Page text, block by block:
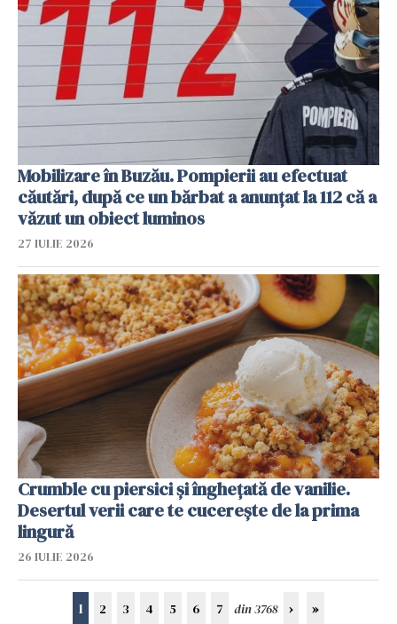
Mobilizare în Buzău. Pompierii au efectuat
căutări, după ce un bărbat a anunțat la 112 că a
văzut un obiect luminos
27 IULIE 2026
Crumble cu piersici și înghețată de vanilie.
Desertul verii care te cucerește de la prima
lingură
26 IULIE 2026
1 2 3 4 5 6 7 din 3768 › »